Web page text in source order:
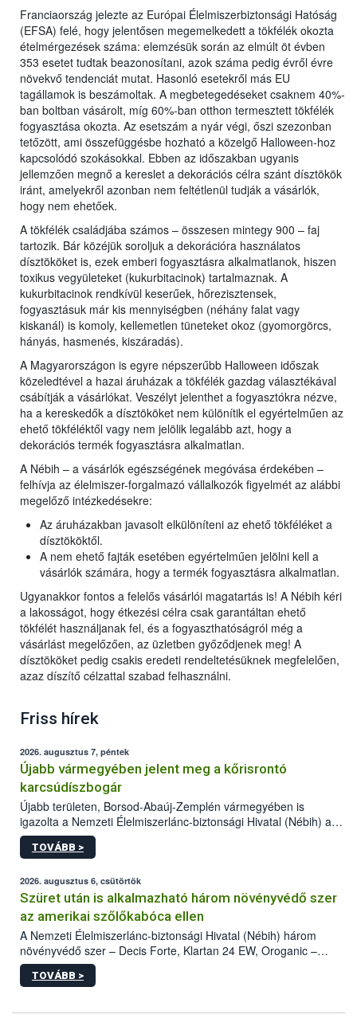
Franciaország jelezte az Európai Élelmiszerbiztonsági Hatóság
(EFSA) felé, hogy jelentősen megemelkedett a tökfélék okozta
ételmérgezések száma: elemzésük során az elmúlt öt évben
353 esetet tudtak beazonosítani, azok száma pedig évről évre
növekvő tendenciát mutat. Hasonló esetekről más EU
tagállamok is beszámoltak. A megbetegedéseket csaknem 40%-
ban boltban vásárolt, míg 60%-ban otthon termesztett tökfélék
fogyasztása okozta. Az esetszám a nyár végi, őszi szezonban
tetőzött, ami összefüggésbe hozható a közelgő Halloween-hoz
kapcsolódó szokásokkal. Ebben az időszakban ugyanis
jellemzően megnő a kereslet a dekorációs célra szánt dísztökök
iránt, amelyekről azonban nem feltétlenül tudják a vásárlók,
hogy nem ehetőek.
A tökfélék családjába számos – összesen mintegy 900 – faj
tartozik. Bár közéjük soroljuk a dekorációra használatos
dísztököket is, ezek emberi fogyasztásra alkalmatlanok, hiszen
toxikus vegyületeket (kukurbitacinok) tartalmaznak. A
kukurbitacinok rendkívül keserűek, hőrezisztensek,
fogyasztásuk már kis mennyiségben (néhány falat vagy
kiskanál) is komoly, kellemetlen tüneteket okoz (gyomorgörcs,
hányás, hasmenés, kiszáradás).
A Magyarországon is egyre népszerűbb Halloween időszak
közeledtével a hazai áruházak a tökfélék gazdag választékával
csábítják a vásárlókat. Veszélyt jelenthet a fogyasztókra nézve,
ha a kereskedők a dísztököket nem különítik el egyértelműen az
ehető tökféléktől vagy nem jelölik legalább azt, hogy a
dekorációs termék fogyasztásra alkalmatlan.
A Nébih – a vásárlók egészségének megóvása érdekében –
felhívja az élelmiszer-forgalmazó vállalkozók figyelmét az alábbi
megelőző intézkedésekre:
Az áruházakban javasolt elkülöníteni az ehető tökféléket a
dísztököktől.
A nem ehető fajták esetében egyértelműen jelölni kell a
vásárlók számára, hogy a termék fogyasztásra alkalmatlan.
Ugyanakkor fontos a felelős vásárlói magatartás is! A Nébih kéri
a lakosságot, hogy étkezési célra csak garantáltan ehető
tökfélét használjanak fel, és a fogyaszthatóságról még a
vásárlást megelőzően, az üzletben győződjenek meg! A
dísztököket pedig csakis eredeti rendeltetésüknek megfelelően,
azaz díszítő célzattal szabad felhasználni.
Friss hírek
2026. augusztus 7, péntek
Újabb vármegyében jelent meg a kőrisrontó
karcsúdíszbogár
Újabb területen, Borsod-Abaúj-Zemplén vármegyében is
igazolta a Nemzeti Élelmiszerlánc-biztonsági Hivatal (Nébih) a
kőrisrontó karcsúdíszbogár (Agrilus planipennis) jelenlétét. A
kártevőt nem csak színcsapdában találták meg, de már fertőzött
az intenzív felderítést, emellett az intézkedéseket a szlovák
hatósággal is összehangolják a terjedés megállítása érdekében.
TOVÁBB >
2026. augusztus 6, csütörtök
Szüret után is alkalmazható három növényvédő szer
az amerikai szőlőkabóca ellen
A Nemzeti Élelmiszerlánc-biztonsági Hivatal (Nébih) három
növényvédő szer – Decis Forte, Klartan 24 EW, Oroganic –
engedélyokiratát módosította, így azok a szüretet követően,
egészen a vesszőérettség (BBCH 91) stádiumáig
érésű szőlőkben is legyen lehetőség a károsító elleni további
TOVÁBB >